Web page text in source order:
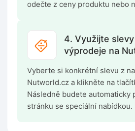
odečte z ceny produktu nebo
4. Využijte
výprodeje na
Vyberte si konkrétní slevu z
Nutworld.cz a klikněte na
Následně budete automaticky
stránku se speciální nabídkou.